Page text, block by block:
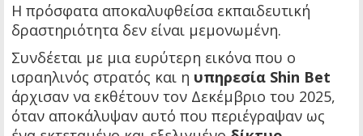
Η πρόσφατα αποκαλυφθείσα εκπαιδευτική
δραστηριότητα δεν είναι μεμονωμένη.
Συνδέεται με μια ευρύτερη εικόνα που ο
ισραηλινός στρατός και η υπηρεσία Shin Bet
άρχισαν να εκθέτουν τον Δεκέμβριο του 2025,
όταν αποκάλυψαν αυτό που περιέγραψαν ως